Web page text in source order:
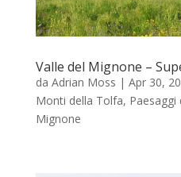
Valle del Mignone –
da Adrian Moss | Apr 30,
Monti della Tolfa, Paesaggi
Mignone